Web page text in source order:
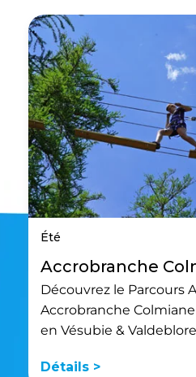
Été
Accrobranche
Découvrez le Parcours
Accrobranche
en Vésubie &
Détails >